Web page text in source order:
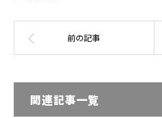
関連記事一覧